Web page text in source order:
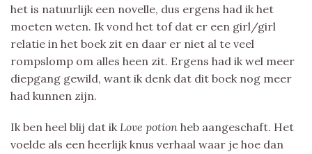
het is natuurlijk een novelle, dus ergens had ik het
moeten weten. Ik vond het tof dat er een girl/girl
relatie in het boek zit en daar er niet al te veel
rompslomp om alles heen zit. Ergens had ik wel meer
diepgang gewild, want ik denk dat dit boek nog meer
had kunnen zijn.
Ik ben heel blij dat ikLove potion heb aangeschaft. Het
voelde als een heerlijk knus verhaal waar je hoe dan